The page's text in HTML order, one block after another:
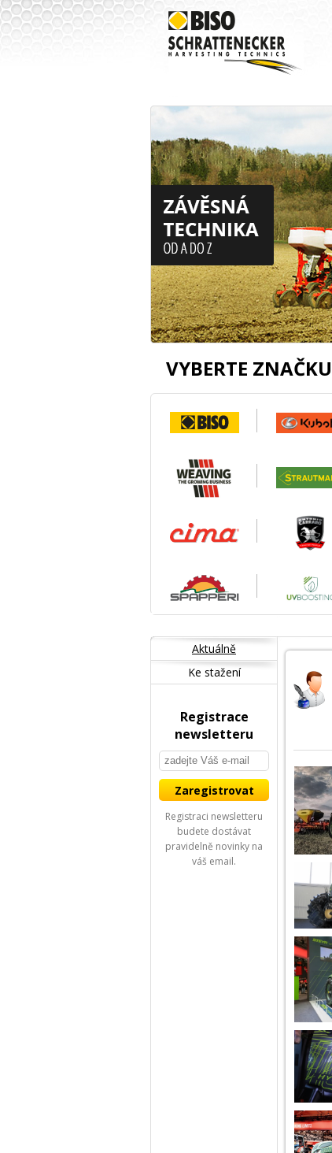
VYBERTE ZNAČKU
Aktuálně
Ke stažení
Registrace
newsletteru
Registraci newsletteru
budete dostávat
pravidelně novinky na
váš email.